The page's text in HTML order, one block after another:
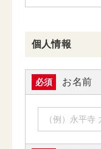
個人情報
必須 お名前